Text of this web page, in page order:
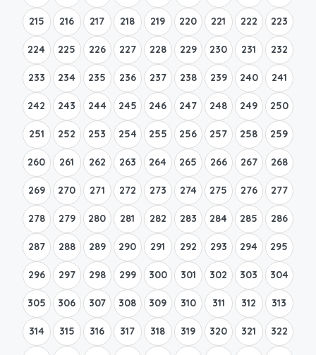
215 216 217 218 219 220 221 222 223
224 225 226 227 228 229 230 231 232
233 234 235 236 237 238 239 240 241
242 243 244 245 246 247 248 249 250
251 252 253 254 255 256 257 258 259
260 261 262 263 264 265 266 267 268
269 270 271 272 273 274 275 276 277
278 279 280 281 282 283 284 285 286
287 288 289 290 291 292 293 294 295
296 297 298 299 300 301 302 303 304
305 306 307 308 309 310 311 312 313
314 315 316 317 318 319 320 321 322